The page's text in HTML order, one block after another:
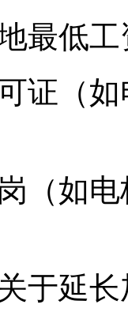
最低
证（
（如
于延